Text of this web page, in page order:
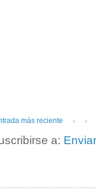
más reciente
a: